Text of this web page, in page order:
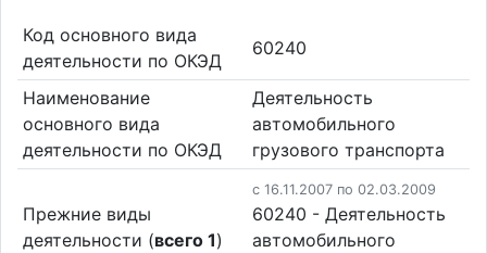
Код основного вида
деятельности по ОКЭД
60240
Наименование
основного вида
деятельности по ОКЭД
Деятельность
автомобильного
грузового транспорта
Прежние виды
деятельности (всего 1)
c 16.11.2007 по 02.03.2009
60240 - Деятельность
автомобильного